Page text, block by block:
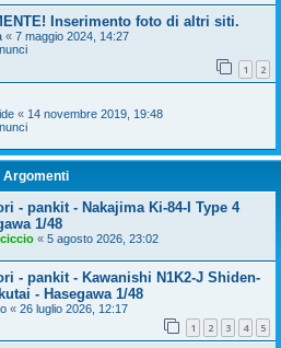
Inserimento foto di altri siti.
« 7 maggio 2024, 14:27
1 2
« 14 novembre 2019, 19:48
Argomenti
- pankit - Nakajima Ki-84-I Type 4
1/48
« 5 agosto 2026, 23:02
- pankit - Kawanishi N1K2-J Shiden-
- Hasegawa 1/48
« 26 luglio 2026, 12:17
1 2 3 4 5